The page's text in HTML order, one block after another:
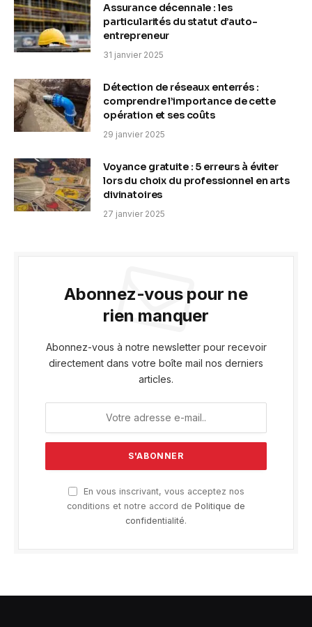
Assurance décennale : les
particularités du statut d’auto-
entrepreneur
31 janvier 2025
Détection de réseaux enterrés :
comprendre l’importance de cette
opération et ses coûts
29 janvier 2025
Voyance gratuite : 5 erreurs à éviter
lors du choix du professionnel en arts
divinatoires
27 janvier 2025
Abonnez-vous pour ne
rien manquer
Abonnez-vous à notre newsletter pour recevoir
directement dans votre boîte mail nos derniers
articles.
En vous inscrivant, vous acceptez nos
conditions et notre accord de Politique de
confidentialité.